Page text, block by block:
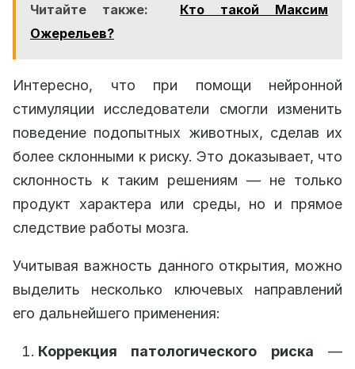
Читайте также:
Кто такой Максим
Ожерельев?
Интересно, что при помощи нейронной
стимуляции исследователи смогли изменить
поведение подопытных животных, сделав их
более склонными к риску. Это доказывает, что
склонность к таким решениям — не только
продукт характера или среды, но и прямое
следствие работы мозга.
Учитывая важность данного открытия, можно
выделить несколько ключевых направлений
его дальнейшего применения:
Коррекция патологического риска —